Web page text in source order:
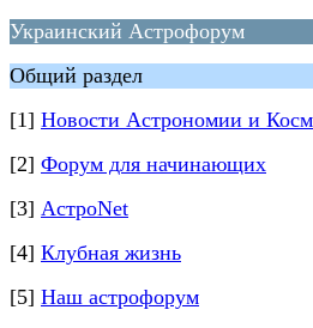
Украинский Астрофорум
Общий раздел
[1] Новости Астрономии и
[2] Форум для начинающих
[3] АстроNet
[4] Клубная жизнь
[5] Наш астрофорум